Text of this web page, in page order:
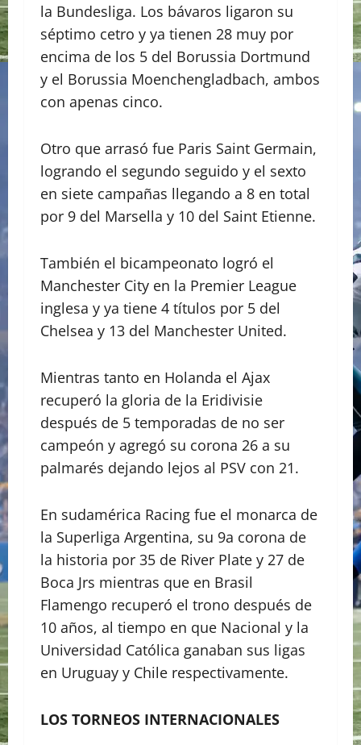
la Bundesliga. Los bávaros ligaron su
séptimo cetro y ya tienen 28 muy por
encima de los 5 del Borussia Dortmund
y el Borussia Moenchengladbach, ambos
con apenas cinco.
Otro que arrasó fue Paris Saint Germain,
logrando el segundo seguido y el sexto
en siete campañas llegando a 8 en total
por 9 del Marsella y 10 del Saint Etienne.
También el bicampeonato logró el
Manchester City en la Premier League
inglesa y ya tiene 4 títulos por 5 del
Chelsea y 13 del Manchester United.
Mientras tanto en Holanda el Ajax
recuperó la gloria de la Eridivisie
después de 5 temporadas de no ser
campeón y agregó su corona 26 a su
palmarés dejando lejos al PSV con 21.
En sudamérica Racing fue el monarca de
la Superliga Argentina, su 9a corona de
la historia por 35 de River Plate y 27 de
Boca Jrs mientras que en Brasil
Flamengo recuperó el trono después de
10 años, al tiempo en que Nacional y la
Universidad Católica ganaban sus ligas
en Uruguay y Chile respectivamente.
LOS TORNEOS INTERNACIONALES